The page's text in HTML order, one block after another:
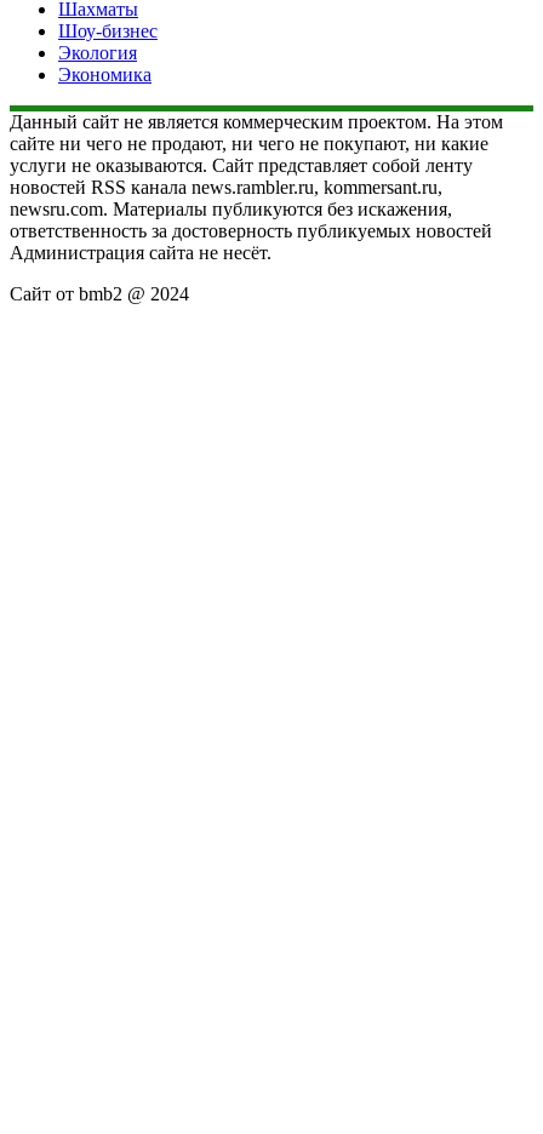
Шахматы
Шоу-бизнес
Экология
Экономика
Данный сайт не является коммерческим проектом. На этом
сайте ни чего не продают, ни чего не покупают, ни какие
услуги не оказываются. Сайт представляет собой ленту
новостей RSS канала news.rambler.ru, kommersant.ru,
newsru.com. Материалы публикуются без искажения,
ответственность за достоверность публикуемых новостей
Администрация сайта не несёт.
Сайт от bmb2 @ 2024